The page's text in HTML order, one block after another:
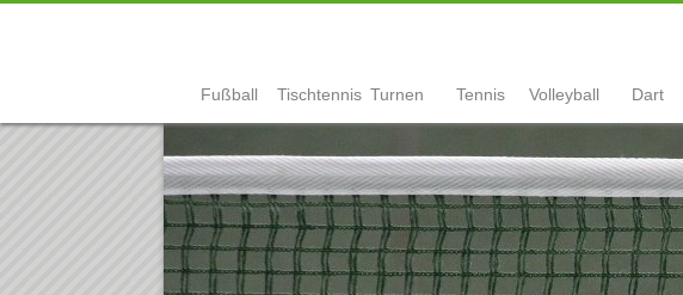
Fußball Tischtennis Turnen Tennis Volleyball Dart